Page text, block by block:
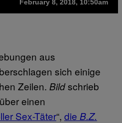
February 8, 2018, 10:50am
aus
sich einige
Zeilen. Bildschrieb
einen
Sex-Täter“, die B.Z.